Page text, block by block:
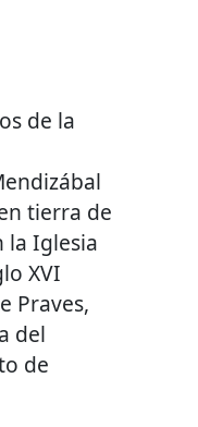
de la
tierra de
la Iglesia
XVI
Praves,
del
de